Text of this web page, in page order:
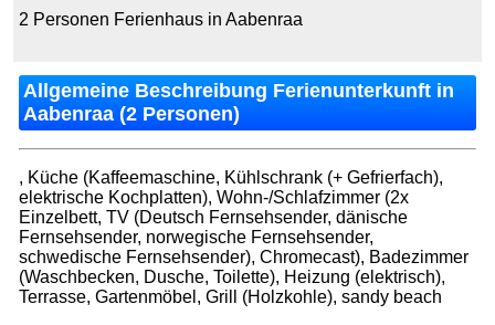
2 Personen Ferienhaus in Aabenraa
Allgemeine Beschreibung Ferienunterkunft in
Aabenraa (2 Personen)
, Küche (Kaffeemaschine, Kühlschrank (+ Gefrierfach),
elektrische Kochplatten), Wohn-/Schlafzimmer (2x
Einzelbett, TV (Deutsch Fernsehsender, dänische
Fernsehsender, norwegische Fernsehsender,
schwedische Fernsehsender), Chromecast), Badezimmer
(Waschbecken, Dusche, Toilette), Heizung (elektrisch),
Terrasse, Gartenmöbel, Grill (Holzkohle), sandy beach